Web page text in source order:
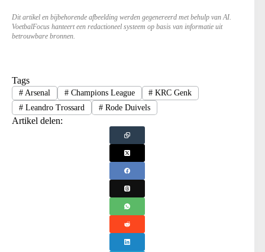
Dit artikel en bijbehorende afbeelding werden gegenereerd met behulp van AI.
VoetbalFocus hanteert een redactioneel systeem op basis van informatie uit
betrouwbare bronnen.
Tags
#Arsenal #Champions League # KRC Genk
#Leandro Trossard #Rode Duivels
Artikel delen: